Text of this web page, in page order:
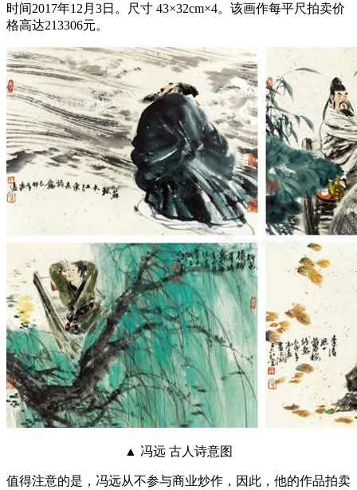
时间2017年12月3日。尺寸 43×32cm×4。该画作每平尺拍卖价
格高达213306元。
▲ 冯远 古人诗意图
值得注意的是，冯远从不参与商业炒作，因此，他的作品拍卖